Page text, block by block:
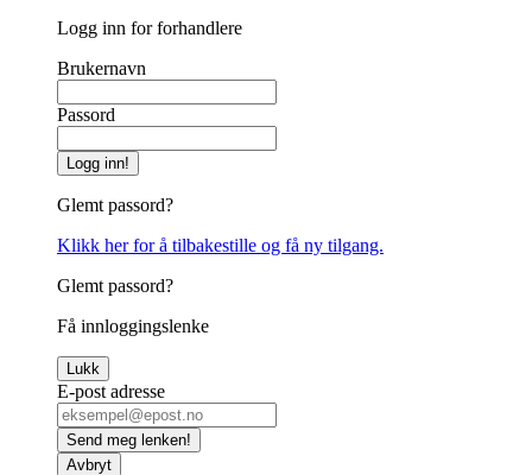
Logg inn for forhandlere
Brukernavn
Passord
Logg inn!
Glemt passord?
Klikk her for å tilbakestille og få ny tilgang.
Glemt passord?
Få innloggingslenke
Lukk
E-post adresse
Send meg lenken!
Avbryt